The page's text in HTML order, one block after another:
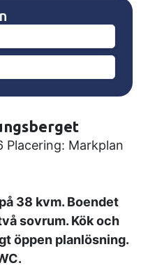
Placering: Markplan
38 kvm. Boendet
sovrum. Kök och
öppen planlösning.